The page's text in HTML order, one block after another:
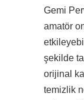
Gemi
amatör
şekilde
orijinal
temizlik